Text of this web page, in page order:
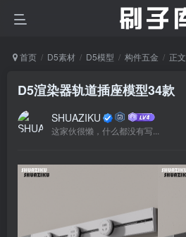
首页 D5素材 D5模型 构件五金 正文
D5渲染器轨道插座模型34款
SHUAZIKU
这家伙很懒，什么都没有写...